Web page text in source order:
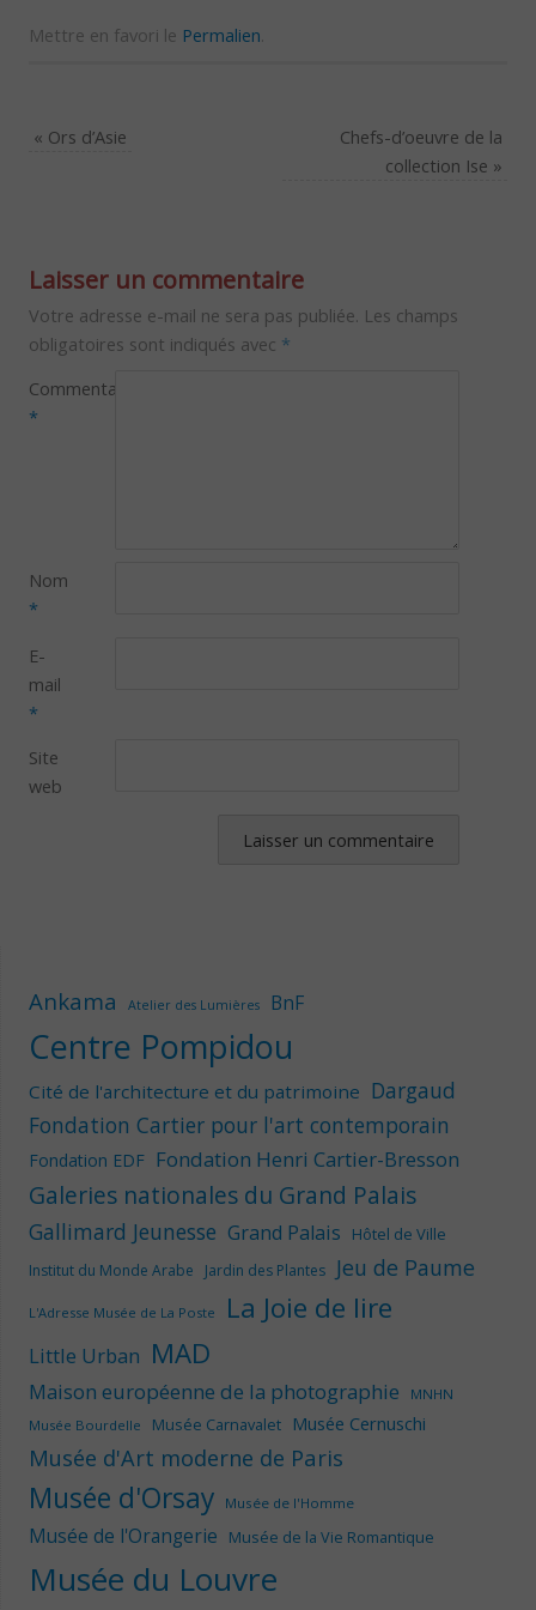
Mettre en favori le Permalien.
« Ors d’Asie
Chefs-d’oeuvre de la
collection Ise »
Laisser un commentaire
Votre adresse e-mail ne sera pas publiée. Les champs
obligatoires sont indiqués avec *
Commentaire
*
Nom
*
E-
mail
*
Site
web
Ankama Atelier des Lumières BnF
Centre Pompidou
Cité de l'architecture et du patrimoine Dargaud
Fondation Cartier pour l'art contemporain
Fondation EDF Fondation Henri Cartier-Bresson
Galeries nationales du Grand Palais
Gallimard Jeunesse Grand Palais Hôtel de Ville
Institut du Monde Arabe Jardin des Plantes Jeu de Paume
L'Adresse Musée de La Poste La Joie de lire
Little Urban MAD
Maison européenne de la photographie
MNHN
Musée Bourdelle
Musée Carnavalet Musée Cernuschi
Musée d'Art moderne de Paris
Musée d'Orsay Musée de l'Homme
Musée de l'Orangerie Musée de la Vie Romantique
Musée du Louvre